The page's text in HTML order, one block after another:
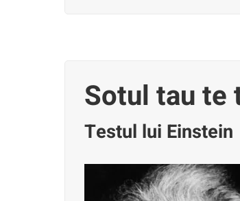
Sotul tau te
Testul lui Einstein